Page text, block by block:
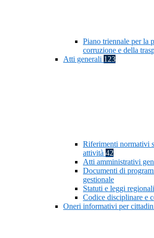
Piano triennale per la
corruzione e della
Atti generali 123
Riferimenti normativi
attività 42
Atti amministrativi
Documenti di
gestionale
Statuti e leggi regionali
Codice disciplinare e
Oneri informativi per